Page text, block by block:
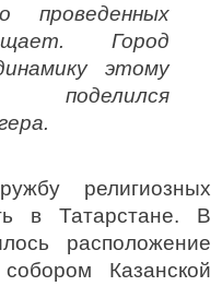
проведенных
Город
этому
религиозных
в Татарстане. В
расположение
Казанской